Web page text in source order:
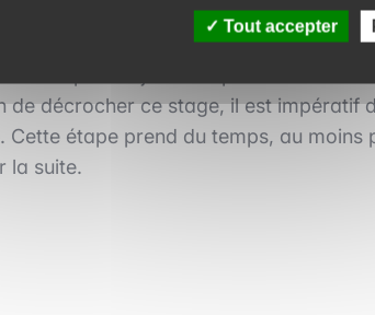
de décrocher ce stage, il est impératif
étape prend du temps, au moins
la suite.
Tout accepter